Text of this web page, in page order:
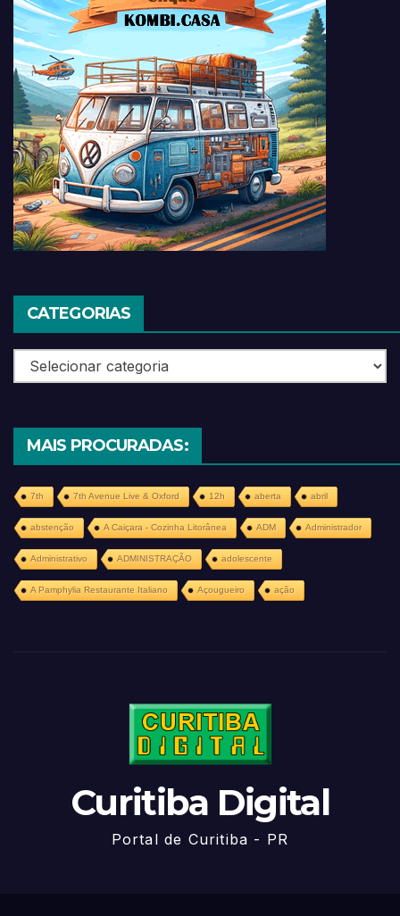
CATEGORIAS
Categorias
MAIS PROCURADAS:
7th 7th Avenue Live & Oxford 12h aberta abril
abstenção A Caiçara - Cozinha Litorânea ADM Administrador
Administrativo ADMINISTRAÇÃO adolescente
A Pamphylia Restaurante Italiano Açougueiro ação
Curitiba Digital
Portal de Curitiba - PR